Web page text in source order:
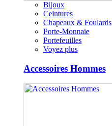
Bijoux
Ceintures
Chapeaux & Foulards
Porte-Monnaie
Portefeuilles
Voyez plus
Accessoires Hommes